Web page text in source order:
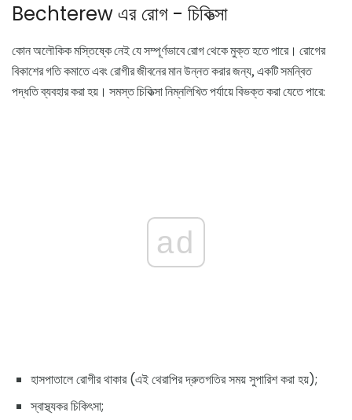
Bechterew এর রোগ - চিকিত্সা
কোন অলৌকিক মস্তিষ্কে নেই যে সম্পূর্ণভাবে রোগ থেকে মুক্ত হতে পারে। রোগের
বিকাশের গতি কমাতে এবং রোগীর জীবনের মান উন্নত করার জন্য, একটি সমন্বিত
পদ্ধতি ব্যবহার করা হয়। সমস্ত চিকিত্সা নিম্নলিখিত পর্যায়ে বিভক্ত করা যেতে পারে:
ad
হাসপাতালে রোগীর থাকার (এই থেরাপির দ্রুতগতির সময় সুপারিশ করা হয়);
স্বাস্থ্যকর চিকিৎসা;